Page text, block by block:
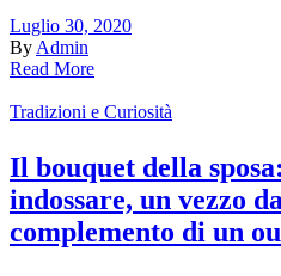
Luglio 30, 2020
ByAdmin
Read More
Tradizioni e Curiosità
Il bouquet della
indossare, un vezzo
complemento di un